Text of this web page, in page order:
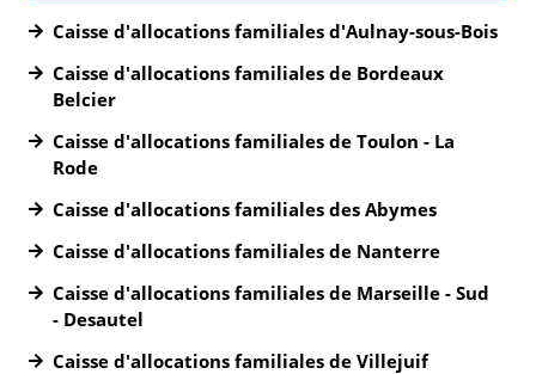
Caisse d'allocations familiales d'Aulnay-sous-Bois
Caisse d'allocations familiales de Bordeaux
Belcier
Caisse d'allocations familiales de Toulon - La
Rode
Caisse d'allocations familiales des Abymes
Caisse d'allocations familiales de Nanterre
Caisse d'allocations familiales de Marseille - Sud
- Desautel
Caisse d'allocations familiales de Villejuif